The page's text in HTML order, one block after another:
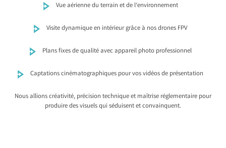
Vue aérienne du terrain et de l’environnement
Visite dynamique en intérieur grâce à nos drones FPV
Plans fixes de qualité avec appareil photo professionnel
Captations cinématographiques pour vos vidéos de présentation
Nous allions créativité, précision technique et maîtrise réglementaire pour
produire des visuels qui séduisent et convainquent.